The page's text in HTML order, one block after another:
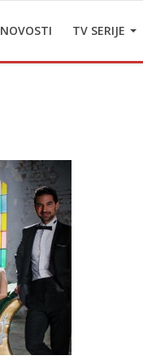
NOVOSTI TV SERIJE